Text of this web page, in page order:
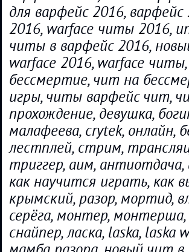
для варфейс 2016,
2016, warface читы 2016,
читы в варфейс 2016,
warface 2016, warface
бессмертие, чит на
игры, читы варфейс чит,
прохождение, девушка,
малафеева, crytek, онлайн,
лестплей, стрим,
триггер, аим,
как научится играть,
крымский, разор, мортид,
серёга, монтер, монтерша,
снайпер, ласка, laska, laska